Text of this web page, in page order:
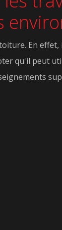
En
qu'il peut